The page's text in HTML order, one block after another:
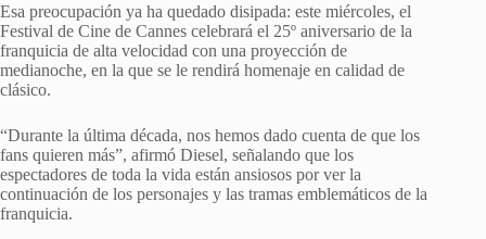
Esa preocupación ya ha quedado disipada: ‌este miércoles, ‌el
Festival de Cine de Cannes celebrará el 25º aniversario de la
franquicia de alta velocidad con una proyección de
medianoche, en la que se le rendirá homenaje en calidad ​de
clásico.
“Durante la última década, nos hemos dado cuenta de que los
fans quieren más”, afirmó Diesel, señalando que los
espectadores de toda la vida están ansiosos por ver la
continuación de ‌los personajes y las tramas emblemáticos de la
franquicia.